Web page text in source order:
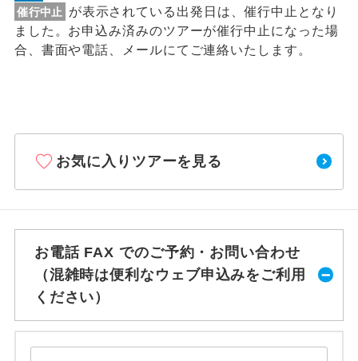
催行中止
が表示されている出発日は、催行中止となり
ました。お申込み済みのツアーが催行中止になった場
合、書面や電話、メールにてご連絡いたします。
お気に入りツアーを見る
お電話 FAX でのご予約・お問い合わせ
（混雑時は便利なウェブ申込みをご利用
ください）